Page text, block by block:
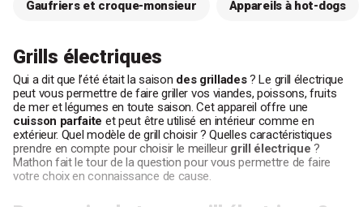
Gaufriers et croque-monsieur Appareils à hot-dogs
Grills électriques
Qui a dit que l’été était la saison des grillades? Le grill électrique
peut vous permettre de faire griller vos viandes, poissons, fruits
de mer et légumes en toute saison. Cet appareil offre une
cuisson parfaite et peut être utilisé en intérieur comme en
extérieur. Quel modèle de grill choisir ? Quelles caractéristiques
prendre en compte pour choisir le meilleur grill électrique ?
Mathon fait le tour de la question pour vous permettre de faire
votre choix en connaissance de cause.